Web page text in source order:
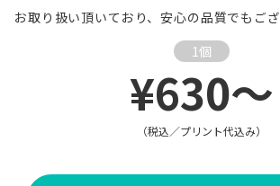
お取り扱い頂いており、安心の品質でもござ
1個
¥630～
（税込／プリント代込み）